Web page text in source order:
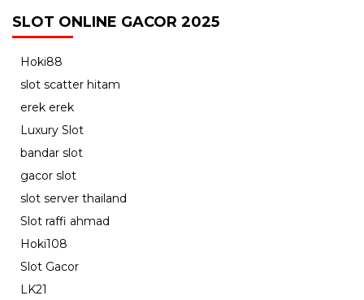
SLOT ONLINE GACOR 2025
Hoki88
slot scatter hitam
erek erek
Luxury Slot
bandar slot
gacor slot
slot server thailand
Slot raffi ahmad
Hoki108
Slot Gacor
LK21